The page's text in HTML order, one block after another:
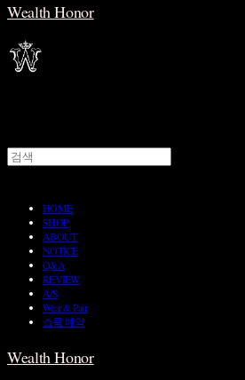
Wealth Honor
HOME
SHOP
ABOUT
NOTICE
Q&A
REVIEW
A/S
Wear & Pair
쇼룸 예약
Wealth Honor